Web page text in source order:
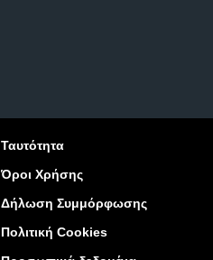
Ταυτότητα
Όροι Χρήσης
Δήλωση Συμμόρφωσης
Πολιτική Cookies